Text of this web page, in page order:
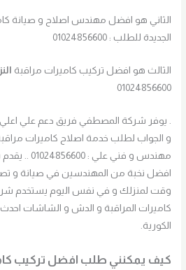
الثاني هو افضل مهندس اصلاح و صيانة
الجديدة للطلب : 01024856600
الثالث هو افضل تركيب كاميرات مراقبة
01024856600
. يوفر شركة المصطفي فريق دعم علي
و الجواب لطلب خدمة اصلاح كاميرات
مهندس و
افضل نخبة من المهندسين في صيانة و
وقت لمنزلك و في نفس اليوم يستخدم
كاميرات المراقبة و الدش و الشاشات احدث
الكورية.
كيف يمكنني طلب افضل تركيب